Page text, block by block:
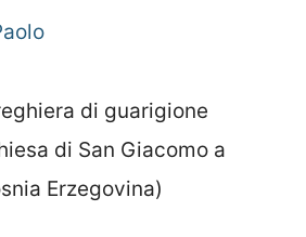
di guarigione
di San Giacomo a
Erzegovina)